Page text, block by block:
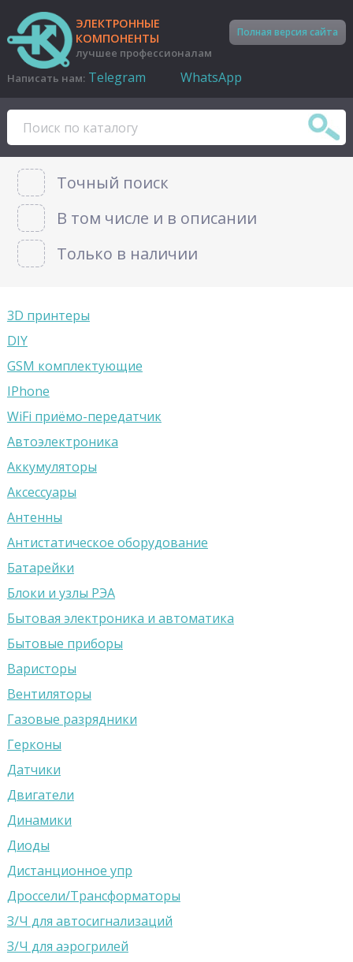
ЭЛЕКТРОННЫЕ
КОМПОНЕНТЫ
лучшее профессионалам
Полная версия сайта
Написать нам: Telegram WhatsApp
Точный поиск
В том числе и в описании
Только в наличии
3D принтеры
DIY
GSM комплектующие
IPhone
WiFi приёмо-передатчик
Автоэлектроника
Аккумуляторы
Аксессуары
Антенны
Антистатическое оборудование
Батарейки
Блоки и узлы РЭА
Бытовая электроника и автоматика
Бытовые приборы
Варисторы
Вентиляторы
Газовые разрядники
Герконы
Датчики
Двигатели
Динамики
Диоды
Дистанционное упр
Дроссели/Трансформаторы
З/Ч для автосигнализаций
З/Ч для аэрогрилей